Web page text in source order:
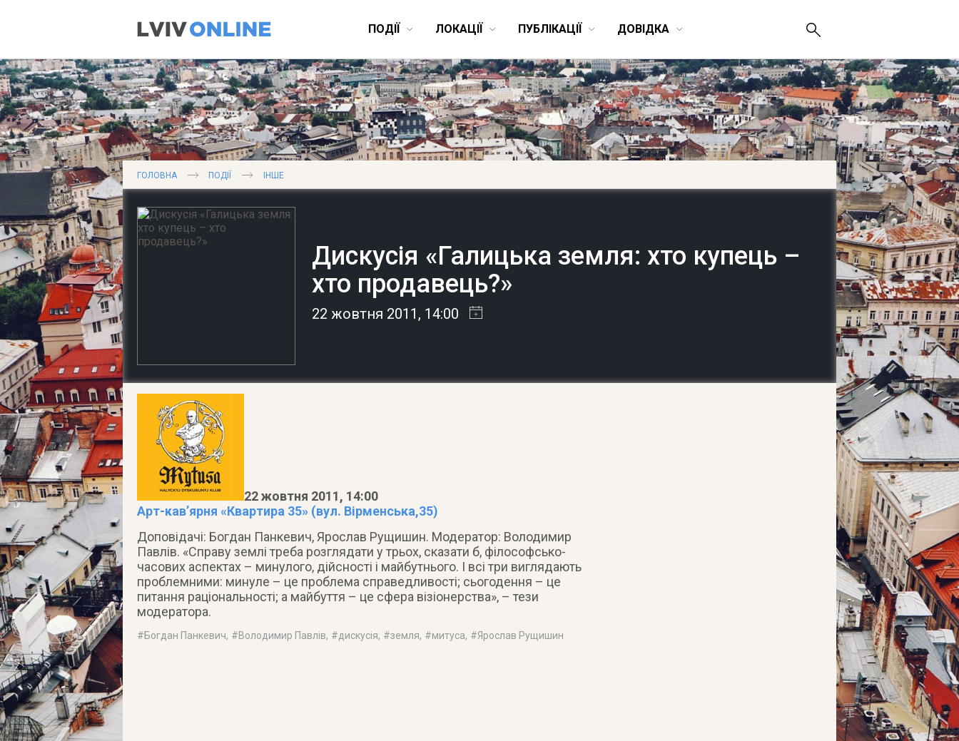
ПОДІЇ ЛОКАЦІЇ ПУБЛІКАЦІЇ ДОВІДКА
ГОЛОВНА ПОДІЇ ІНШЕ
Дискусія «Галицька земля: хто купець –
хто продавець?»
22 жовтня 2011 , 14:00
22 жовтня 2011, 14:00
Арт-кав’ярня «Квартира 35» (вул. Вірменська,35)
Доповідачі: Богдан Панкевич, Ярослав Рущишин. Модератор: Володимир
Павлів. «Справу землі треба розглядати у трьох, сказати б, філософсько-
часових аспектах – минулого, дійсності і майбутнього. І всі три виглядають
проблемними: минуле – це проблема справедливості; сьогодення – це
питання раціональності; а майбуття – це сфера візіонерства», – тези
модератора.
#Богдан Панкевич, #Володимир Павлів, #дискусія, #земля, #митуса, #Ярослав Рущишин